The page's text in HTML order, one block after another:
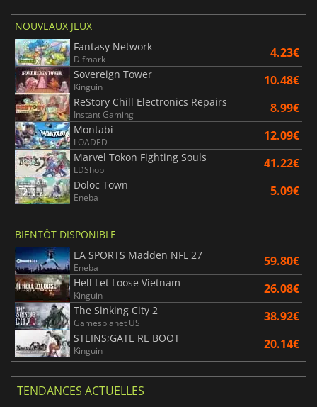
NOUVEAUX JEUX
Fantasy Network
Difmark 4.23€
Sovereign Tower
Kinguin 10.48€
ReStory Chill Electronics Repairs
Instant Gaming 8.99€
Montabi
LOADED 12.09€
Marvel Tokon Fighting Souls
LDShop 41.22€
Doloc Town
Eneba 5.09€
BIENTÔT DISPONIBLE
EA SPORTS Madden NFL 27
Eneba 59.80€
Hell Let Loose Vietnam
Kinguin 26.08€
The Sinking City 2
Gamesplanet US 38.92€
STEINS;GATE RE BOOT
Kinguin 20.14€
TENDANCES ACTUELLES